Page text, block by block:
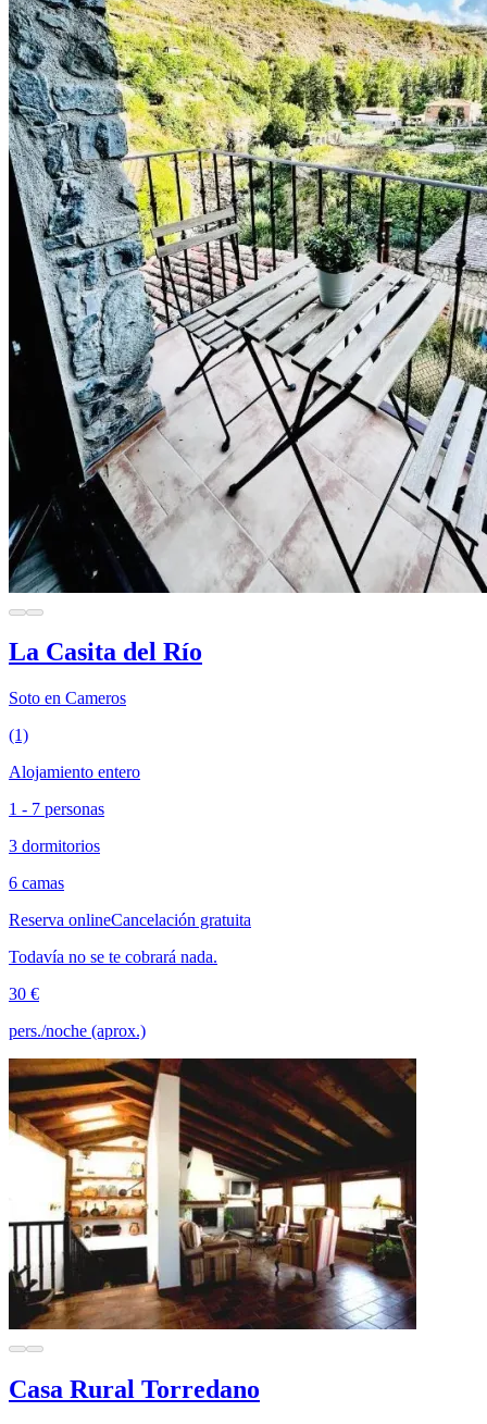
La Casita del Río
Soto en Cameros
(1)
Alojamiento entero
1 - 7 personas
3 dormitorios
6 camas
Reserva onlineCancelación gratuita
Todavía no se te cobrará nada.
30 €
pers./noche (aprox.)
Casa Rural Torredano